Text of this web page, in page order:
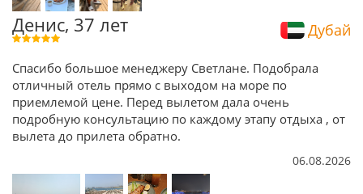
Денис, 37 лет Дубай
Спасибо большое менеджеру Светлане. Подобрала
отличный отель прямо с выходом на море по
приемлемой цене. Перед вылетом дала очень
подробную консультацию по каждому этапу отдыха , от
вылета до прилета обратно.
06.08.2026